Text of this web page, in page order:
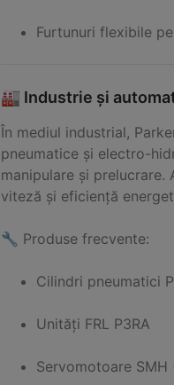
Furtunuri flexibile
🏭 Industrie și
În mediul industrial,
pneumatice și electro-
manipulare și prelucrare.
viteză și eficiență
🔧 Produse frecvente:
Cilindri pneumatici
Unități FRL P3RA
Servomotoare